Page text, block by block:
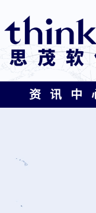
资 讯 中